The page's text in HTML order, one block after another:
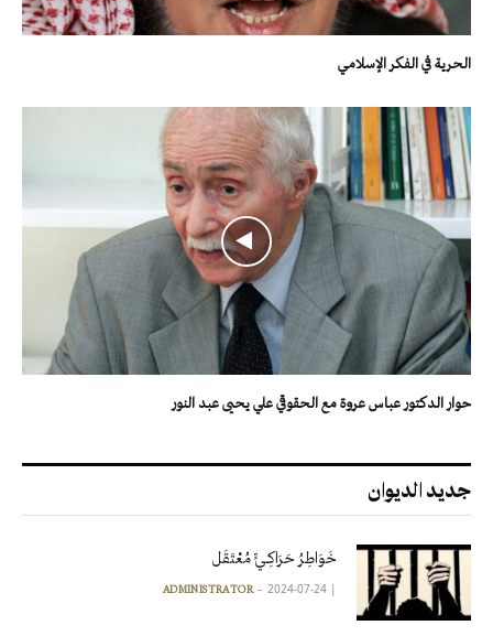
الحرية في الفكر الإسلامي
حوار الدكتور عباس عروة مع الحقوقي علي يحيى عبد النور
جديد الديوان
خَوَاطِرُ حَرَاكِـيٍّ مُعْتَقَل
|
ADMINISTRATOR 2024-07-24